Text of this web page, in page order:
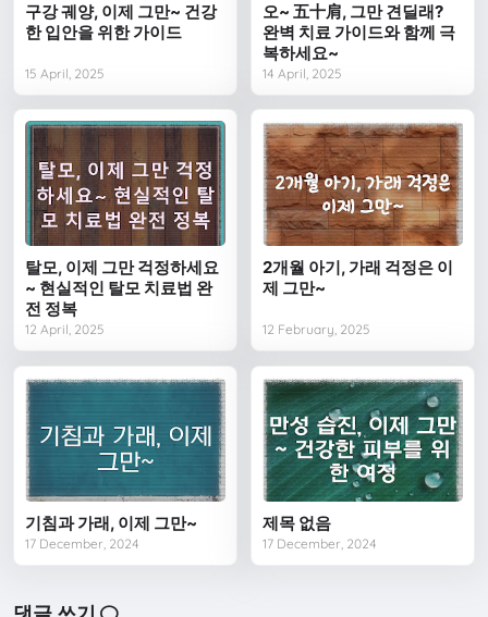
구강 궤양, 이제 그만~ 건강
한 입안을 위한 가이드
15 April, 2025
오~ 五十肩, 그만 견딜래?
완벽 치료 가이드와 함께 극
복하세요~
14 April, 2025
탈모, 이제 그만 걱정하세요
~ 현실적인 탈모 치료법 완
전 정복
12 April, 2025
2개월 아기, 가래 걱정은 이
제 그만~
12 February, 2025
기침과 가래, 이제 그만~
17 December, 2024
제목 없음
17 December, 2024